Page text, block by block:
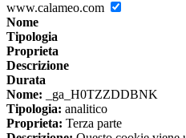
www.calameo.com
Nome
Tipologia
Proprieta
Descrizione
Durata
Nome: _ga_H0TZZDDBNK
Tipologia: analitico
Proprieta: Terza parte